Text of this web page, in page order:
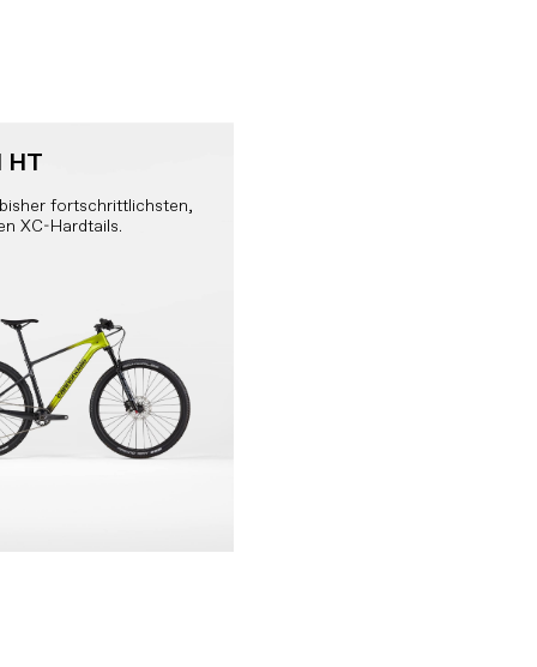
HT
fortschrittlichsten,
XC-Hardtails.